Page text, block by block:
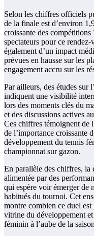
Selon les chiffres officiels
de la finale est d’environ
croissante des
spectateurs pour ce
également d’un impact
prévues en hausse sur les
engagement accru sur les
Par ailleurs, des études sur
indiquent une visibilité
lors des moments clés du
et des discussions actives
Ces chiffres témoignent de
de l’importance croissante
développement du tennis
championnat sur gazon.
En parallèle des chiffres, la
alimentée par des
qui espère voir émerger de
habitués du tournoi. Cet
montre combien ce duel est
vitrine du développement
féminin à l’aube de la